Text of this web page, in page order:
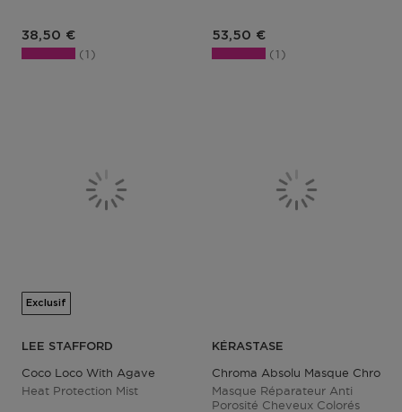
Prix du produit
38,50 €
1
Prix du produit
53,50 €
1
Exclusif
LEE STAFFORD
Coco Loco With Agave
Heat Protection Mist
KÉRASTASE
Chroma Absolu Masque Chroma
Masque Réparateur Anti
Porosité Cheveux Colorés